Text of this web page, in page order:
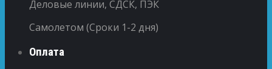
Деловые линии, СДСК, ПЭК
Самолетом (Сроки 1-2 дня)
Оплата